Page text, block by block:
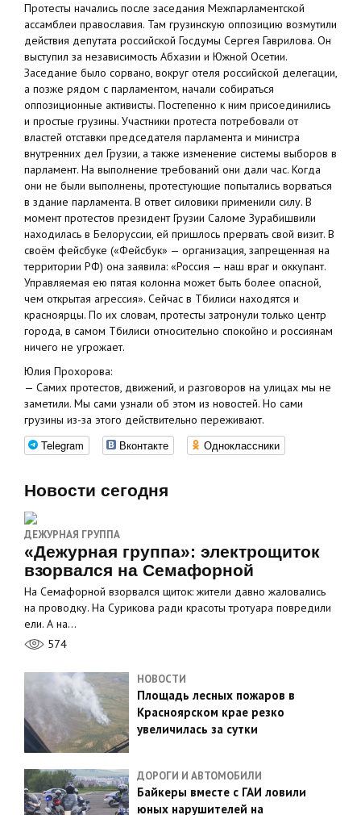
Протесты начались после заседания Межпарламентской
ассамблеи православия. Там грузинскую оппозицию возмутили
действия депутата российской Госдумы Сергея Гаврилова. Он
выступил за независимость Абхазии и Южной Осетии.
Заседание было сорвано, вокруг отеля российской делегации,
а позже рядом с парламентом, начали собираться
оппозиционные активисты. Постепенно к ним присоединились
и простые грузины. Участники протеста потребовали от
властей отставки председателя парламента и министра
внутренних дел Грузии, а также изменение системы выборов в
парламент. На выполнение требований они дали час. Когда
они не были выполнены, протестующие попытались ворваться
в здание парламента. В ответ силовики применили силу. В
момент протестов президент Грузии Саломе Зурабишвили
находилась в Белоруссии, ей пришлось прервать свой визит. В
своём фейсбуке («Фейсбук» — организация, запрещенная на
территории РФ) она заявила: «Россия — наш враг и оккупант.
Управляемая ею пятая колонна может быть более опасной,
чем открытая агрессия». Сейчас в Тбилиси находятся и
красноярцы. По их словам, протесты затронули только центр
города, в самом Тбилиси относительно спокойно и россиянам
ничего не угрожает.
Юлия Прохорова:
— Самих протестов, движений, и разговоров на улицах мы не
заметили. Мы сами узнали об этом из новостей. Но сами
грузины из-за этого действительно переживают.
Telegram Вконтакте Одноклассники
Новости сегодня
ДЕЖУРНАЯ ГРУППА
«Дежурная группа»: электрощиток
взорвался на Семафорной
На Семафорной взорвался щиток: жители давно жаловались
на проводку. На Сурикова ради красоты тротуара повредили
ели. А на…
574
НОВОСТИ
Площадь лесных пожаров в
Красноярском крае резко
увеличилась за сутки
ДОРОГИ И АВТОМОБИЛИ
Байкеры вместе с ГАИ ловили
юных нарушителей на